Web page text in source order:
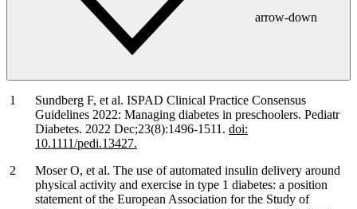
arrow-down
Sundberg F, et al. ISPAD Clinical Practice Consensus
Guidelines 2022: Managing diabetes in preschoolers. Pediatr
Diabetes. 2022 Dec;23(8):1496-1511. doi:
10.1111/pedi.13427.
Moser O, et al. The use of automated insulin delivery around
physical activity and exercise in type 1 diabetes: a position
statement of the European Association for the Study of